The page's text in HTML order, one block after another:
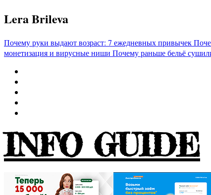
Перейти
к
Lera Brileva
Почему руки выдают возраст: 7 ежедневных привычек
монетизация и вирусные ниши Почему раньше бельё
INFO GUIDE